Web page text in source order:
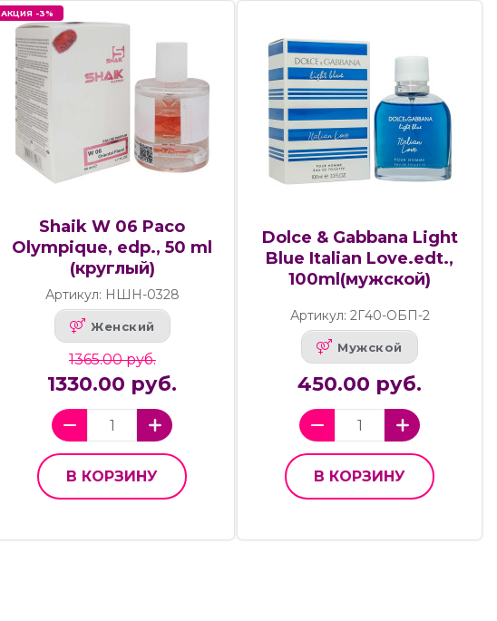
АКЦИЯ -3%
Shaik W 06 Paco
Olympique, edp., 50 ml
(круглый)
Артикул: НШН-0328
Женский
1365.00 руб.
1330.00 руб.
В КОРЗИНУ
Dolce & Gabbana Light
Blue Italian Love.edt.,
100ml(мужской)
Артикул: 2Г40-ОБП-2
Мужской
450.00 руб.
В КОРЗИНУ